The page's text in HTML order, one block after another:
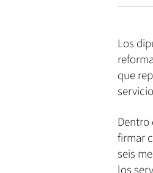
Los
que
Dentro
firmar
seis